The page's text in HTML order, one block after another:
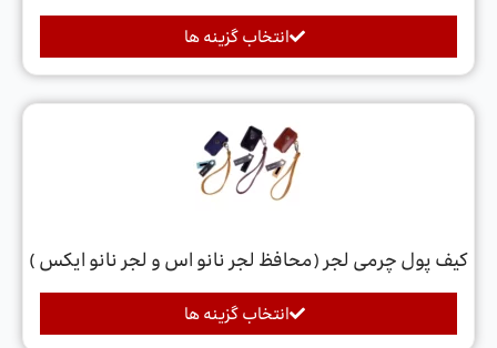
انتخاب گزینه ها
کیف پول چرمی لجر (محافظ لجر نانو اس و لجر نانو ایکس )
انتخاب گزینه ها